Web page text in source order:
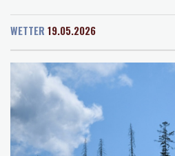
Dresden
Baden-Baden
15 °C
Vorwurf der Preisabsprache: Drei
Investoren-Affäre: Fifa-Spitze
Infantino
Steinmeier-Nachfolge: Özdemir
Wissenschaftler bestätigen:
Mond eingeschlagen
WETTER 19.05.2026